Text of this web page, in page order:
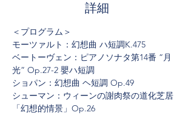
詳細
＜プログラム＞
モーツァルト：幻想曲 ハ短調K.475
ベートーヴェン：ピアノソナタ第14番 “月
光” Op.27-2 嬰ハ短調
ショパン：幻想曲 ヘ短調 Op.49
シューマン：ウィーンの謝肉祭の道化芝居
「幻想的情景」Op.26